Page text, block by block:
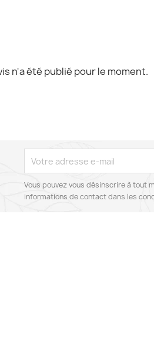
n'a été publié pour le moment.
Vous pouvez vous désinscrire à tout
informations de contact dans les